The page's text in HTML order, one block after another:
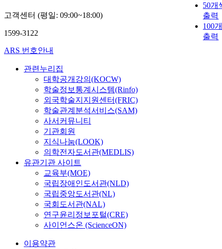
50개
출력
100
출력
고객센터 (평일: 09:00~18:00)
1599-3122
ARS 번호안내
관련누리집
대학공개강의(KOCW)
학술정보통계시스템(Rinfo)
외국학술지지원센터(FRIC)
학술관계분석서비스(SAM)
사서커뮤니티
기관회원
지식나눔(LOOK)
의학전자도서관(MEDLIS)
유관기관 사이트
교육부(MOE)
국립장애인도서관(NLD)
국립중앙도서관(NL)
국회도서관(NAL)
연구윤리정보포털(CRE)
사이언스온 (ScienceON)
이용약관